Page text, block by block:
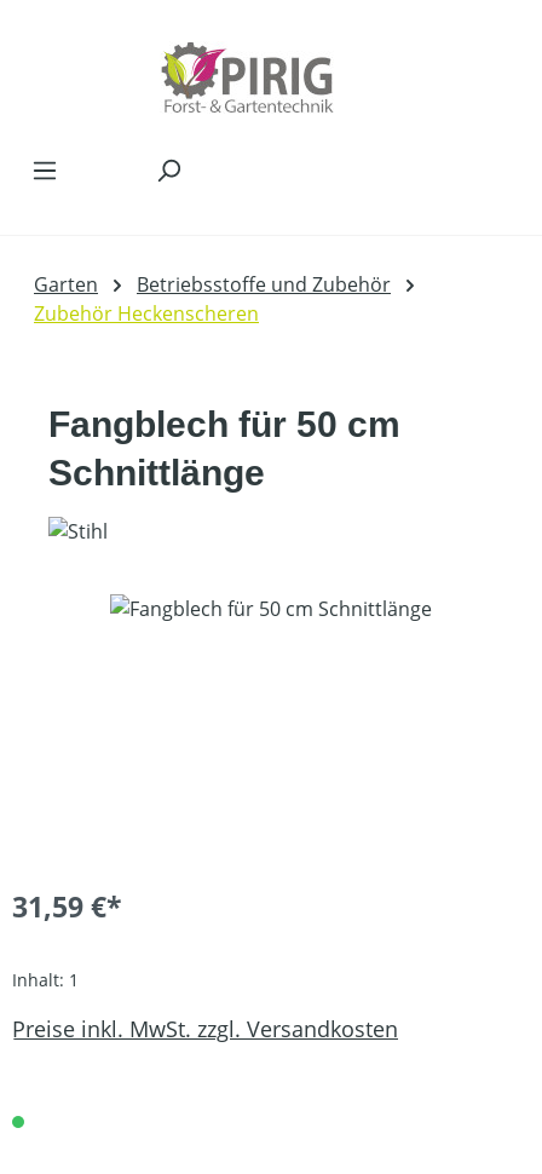
Garten
Betriebsstoffe und Zubehör
Zubehör Heckenscheren
Fangblech für 50 cm
Schnittlänge
Bildergalerie überspringen
31,59 €*
Inhalt: 1
Preise inkl. MwSt. zzgl. Versandkosten